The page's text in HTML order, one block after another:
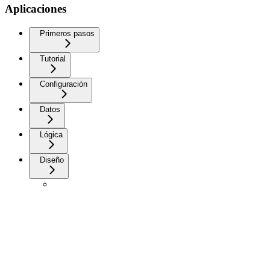
Aplicaciones
Primeros pasos
Tutorial
Configuración
Datos
Lógica
Diseño